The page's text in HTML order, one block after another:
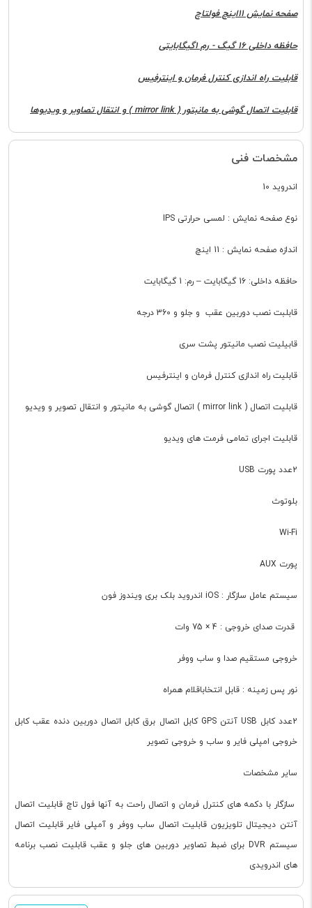
صفحه نمایش 11اینچ فولتاچ
حافظه داخلی 16 گیگ - رم 1گیگابایتی
قابلیت راه اندازی کنترل فرمان و اینترفیس
قابلیت اتصال گوشی به مانبتور ( mirror link ) و انتقال تصاویر و ویدیوها
مشخصات فنی
اندروید 10
نوع صفحه نمایش : لمسی حرارتی IPS
اندازه صفحه نمایش : 11 اینچ
حافظه داخلی: 16 گیگابایت – رم: 1 گیگابایت
قابلبت نصب دوربین عقب و جلو و 360 درجه
قابیلیت نصب مانیتور پشت سری
قابلیت راه اندازی کنترل فرمان و اینترفیس
قابلیت اتصال ( mirror link ) اتصال گوشی به مانیتور و انتقال تصویر و ویدیو
قابلیت اجرای تمامی فرمت های ویدیو
2عدد پورت USB
بلوتوث
Wi-Fi
پورت AUX
سیستم عامل سازگار : iOS اندروید بلک بری ویندوز فون
قدرت صدای خروجی : 4 × 75 وات
خروجی مستقیم صدا و ساب ووفر
نور پس زمینه : قابل انتخاباقلام همراه
2عدد کابل USB آنتن GPS کابل اتصال برق کابل اتصال دوربین دنده عقب کابل
خروجی امپلی فایر و ساب و خروجی تصویر
سایر مشخصات
سازگار با دکمه های کنترل فرمان و اتصال راحت به آنها فول تاچ قابلیت اتصال
آنتن دیجیتال تلویزیون قابلیت اتصال ساب ووفر و آمپلی فایر قابلیت اتصال
سیستم DVR برای ضبط تصاویر دوربین های جلو و عقب قابلیت نصب برنامه
های اندرویدی